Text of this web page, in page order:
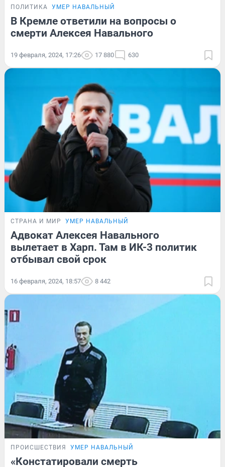
ПОЛИТИКА УМЕР НАВАЛЬНЫЙ
В Кремле ответили на вопросы о
смерти Алексея Навального
19 февраля, 2024, 17:26 17 880 630
СТРАНА И МИР УМЕР НАВАЛЬНЫЙ
Адвокат Алексея Навального
вылетает в Харп. Там в ИК-3 политик
отбывал свой срок
16 февраля, 2024, 18:57 8 442
ПРОИСШЕСТВИЯ УМЕР НАВАЛЬНЫЙ
«Констатировали смерть